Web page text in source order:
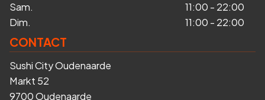
Sam.
11:00 - 22:00
Dim.
11:00 - 22:00
CONTACT
Sushi City Oudenaarde
Markt 52
9700 Oudenaarde